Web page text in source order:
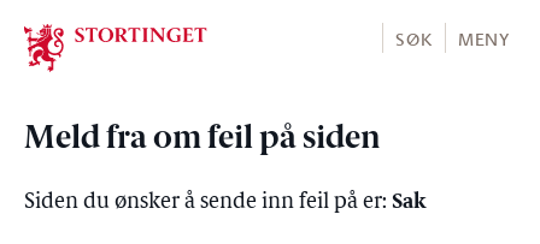
Stortinget.no
SØK MENY
Meld fra om feil på siden
Siden du ønsker å sende inn feil på er: Sak